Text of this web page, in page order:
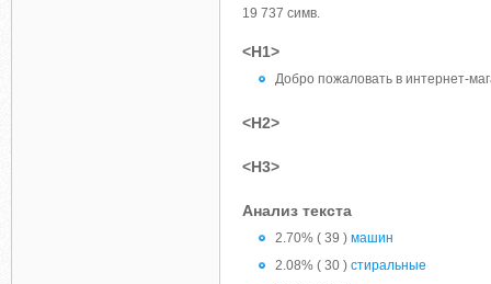
19 737 симв.
<H1>
Добро пожаловать в интернет-
<H2>
<H3>
Анализ текста
2.70% ( 39 ) машин
2.08% ( 30 ) стиральные